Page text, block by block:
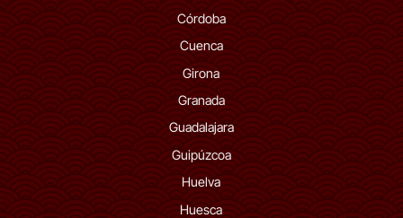
Córdoba
Cuenca
Girona
Granada
Guadalajara
Guipúzcoa
Huelva
Huesca